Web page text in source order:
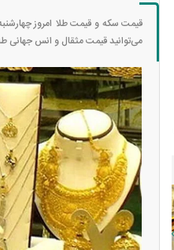
می‌توانید قیمت مثقال و انس جهانی